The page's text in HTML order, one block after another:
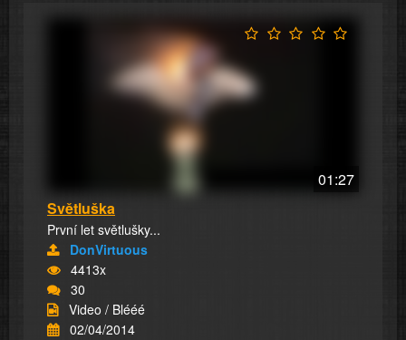
01:27
Světluška
První let světlušky...
DonVirtuous
4413x
30
Video / Blééé
02/04/2014